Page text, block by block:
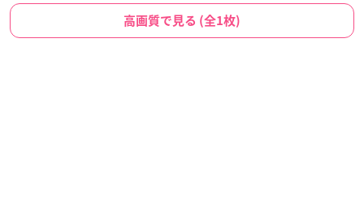
高画質で見る (全1枚)